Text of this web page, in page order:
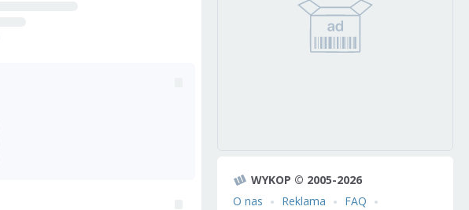
WYKOP © 2005-2026
O nas
Reklama
FAQ